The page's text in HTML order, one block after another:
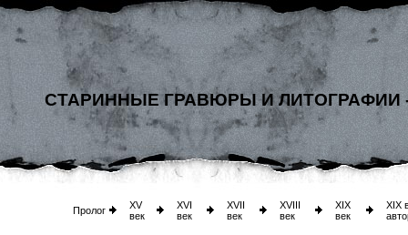
СТАРИННЫЕ ГРАВЮРЫ И ЛИТОГРАФИИ
Пролог
XV
век
XVI
век
XVII
век
XVIII
век
XIX
век
XIX